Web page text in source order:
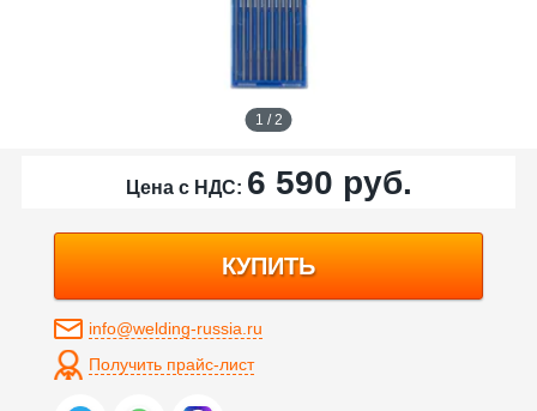
1 / 2
Цена с НДС: 6 590 руб.
КУПИТЬ
info@welding-russia.ru
Получить прайс-лист